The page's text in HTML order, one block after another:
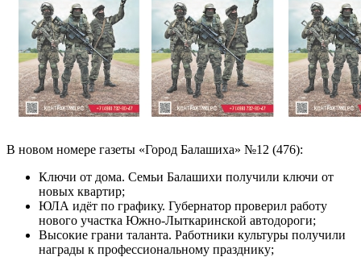
В новом номере газеты «Город Балашиха» №12 (476):
Ключи от дома. Семьи Балашихи получили ключи от
новых квартир;
ЮЛА идёт по графику. Губернатор проверил работу
нового участка Южно-Лыткаринской автодороги;
Высокие грани таланта. Работники культуры получили
награды к профессиональному празднику;